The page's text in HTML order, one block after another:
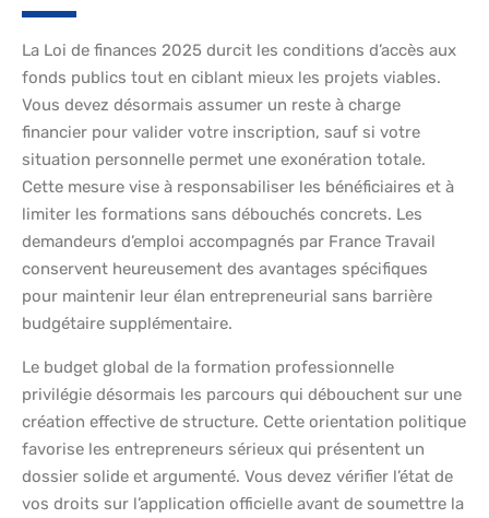
La Loi de finances 2025 durcit les conditions d’accès aux
fonds publics tout en ciblant mieux les projets viables.
Vous devez désormais assumer un reste à charge
financier pour valider votre inscription, sauf si votre
situation personnelle permet une exonération totale.
Cette mesure vise à responsabiliser les bénéficiaires et à
limiter les formations sans débouchés concrets. Les
demandeurs d’emploi accompagnés par France Travail
conservent heureusement des avantages spécifiques
pour maintenir leur élan entrepreneurial sans barrière
budgétaire supplémentaire.
Le budget global de la formation professionnelle
privilégie désormais les parcours qui débouchent sur une
création effective de structure. Cette orientation politique
favorise les entrepreneurs sérieux qui présentent un
dossier solide et argumenté. Vous devez vérifier l’état de
vos droits sur l’application officielle avant de soumettre la